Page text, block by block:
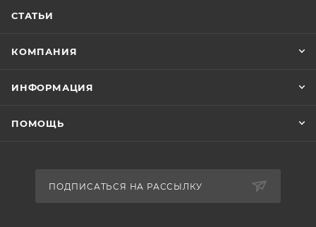
СТАТЬИ
КОМПАНИЯ
ИНФОРМАЦИЯ
ПОМОЩЬ
ПОДПИСАТЬСЯ НА РАССЫЛКУ